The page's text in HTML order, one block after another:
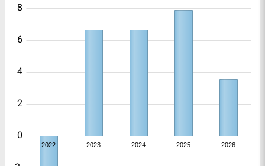
2022 2023 2024 2025 2026
0
2
4
6
8